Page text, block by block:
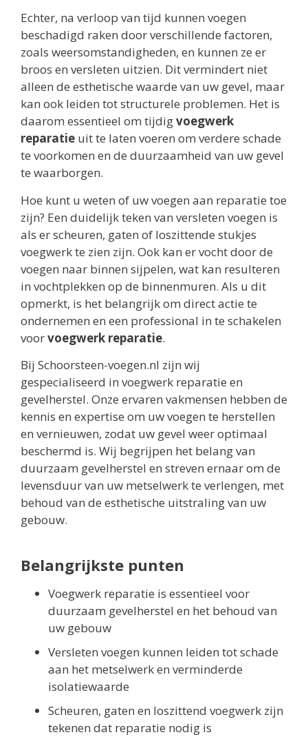
Echter, na verloop van tijd kunnen voegen
beschadigd raken door verschillende factoren,
zoals weersomstandigheden, en kunnen ze er
broos en versleten uitzien. Dit vermindert niet
alleen de esthetische waarde van uw gevel, maar
kan ook leiden tot structurele problemen. Het is
daarom essentieel om tijdigvoegwerk
reparatie uit te laten voeren om verdere schade
te voorkomen en de duurzaamheid van uw gevel
te waarborgen.
Hoe kunt u weten of uw voegen aan reparatie toe
zijn? Een duidelijk teken van versleten voegen is
als er scheuren, gaten of loszittende stukjes
voegwerk te zien zijn. Ook kan er vocht door de
voegen naar binnen sijpelen, wat kan resulteren
in vochtplekken op de binnenmuren. Als u dit
opmerkt, is het belangrijk om direct actie te
ondernemen en een professional in te schakelen
voorvoegwerk reparatie.
Bij Schoorsteen-voegen.nl zijn wij
gespecialiseerd in voegwerk reparatie en
gevelherstel. Onze ervaren vakmensen hebben de
kennis en expertise om uw voegen te herstellen
en vernieuwen, zodat uw gevel weer optimaal
beschermd is. Wij begrijpen het belang van
duurzaam gevelherstel en streven ernaar om de
levensduur van uw metselwerk te verlengen, met
behoud van de esthetische uitstraling van uw
gebouw.
Belangrijkste punten
Voegwerk reparatie is essentieel voor
duurzaam gevelherstel en het behoud van
uw gebouw
Versleten voegen kunnen leiden tot schade
aan het metselwerk en verminderde
isolatiewaarde
Scheuren, gaten en loszittend voegwerk zijn
tekenen dat reparatie nodig is